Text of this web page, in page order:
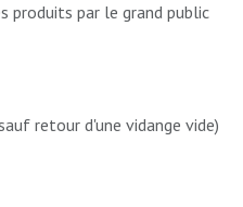
produits par le grand public
retour d'une vidange vide)